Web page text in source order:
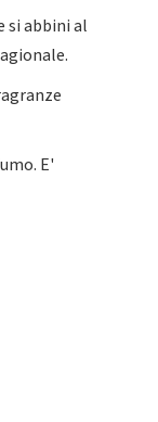
si abbini al
E'